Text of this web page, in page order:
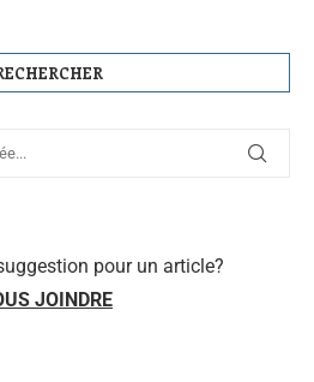
pour un article?
JOINDRE